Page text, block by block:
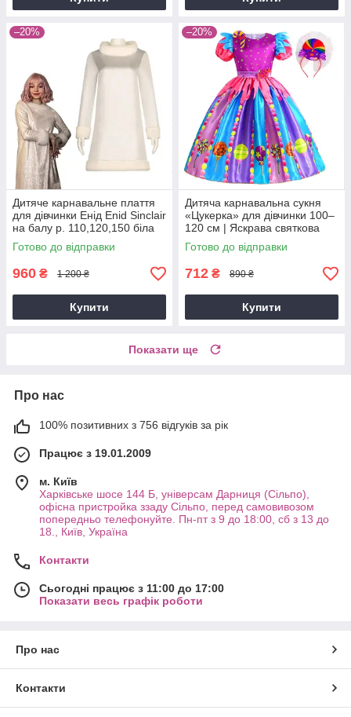
–20%
Дитяче карнавальне плаття
для дівчинки Енід Enid Sinclair
на балу р. 110,120,150 біла
Готово до відправки
960 ₴ 1 200 ₴
Купити
–20%
Дитяча карнавальна сукня
«Цукерка» для дівчинки 100–
120 см | Яскрава святкова
сукня з обручем
Готово до відправки
712 ₴ 890 ₴
Купити
Показати ще
Про нас
100% позитивних з 756 відгуків за рік
Працює з 19.01.2009
м. Київ
Харківське шосе 144 Б, універсам Дарниця (Сільпо),
офісна пристройка ззаду Сільпо, перед самовивозом
попередньо телефонуйте. Пн-пт з 9 до 18:00, сб з 13 до
18., Київ, Україна
Контакти
Сьогодні працює з 11:00 до 17:00
Показати весь графік роботи
Про нас
Контакти